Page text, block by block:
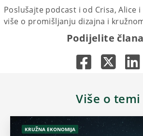
Poslušajte podcast i od Crisa, Alice
više o promišljanju dizajna i
Podijelite
Više o temi
KRUŽNA EKONOMIJA